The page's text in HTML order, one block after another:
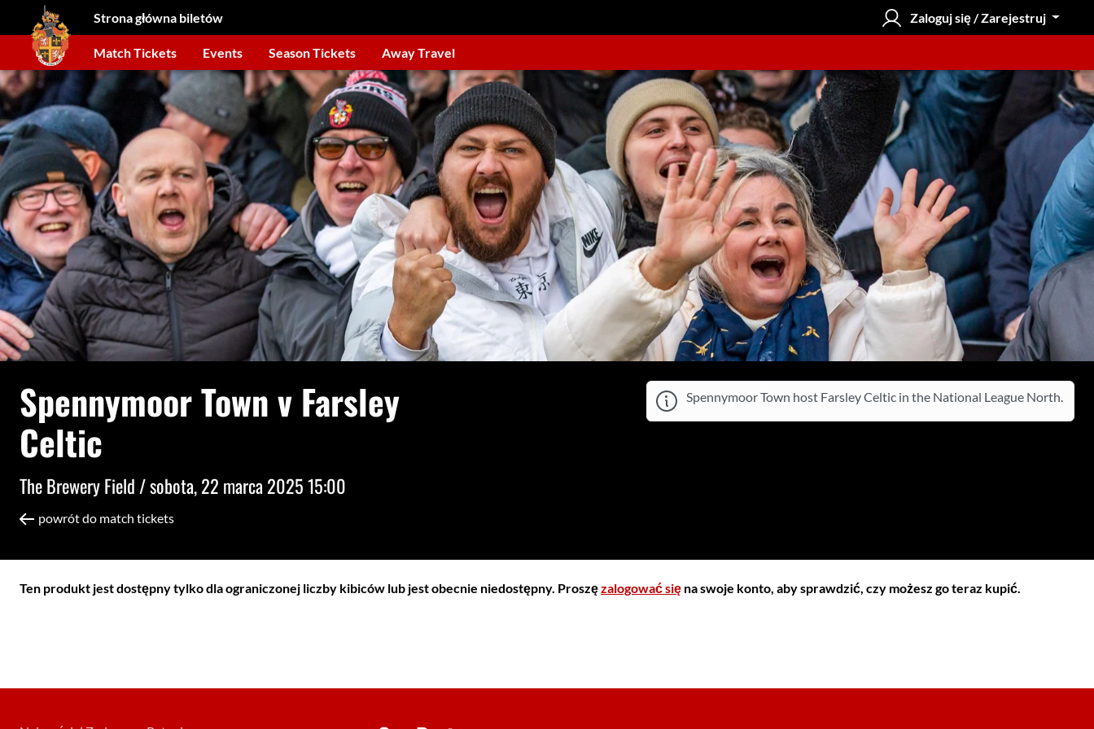
Strona główna biletów Zaloguj się / Zarejestruj
Match Tickets Events Season Tickets Away Travel
Spennymoor Town v Farsley
Celtic
The Brewery Field /sobota, 22 marca 2025 15:00
powrót do match tickets
Spennymoor Town host Farsley Celtic in the National League North.
Ten produkt jest dostępny tylko dla ograniczonej liczby kibiców lub jest obecnie niedostępny. Proszęzalogować się na swoje konto, aby sprawdzić, czy możesz go teraz kupić.